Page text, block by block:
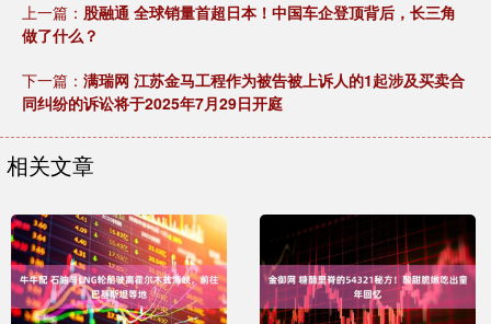
上一篇： 股融通 全球销量首超日本！中国车企登顶背后，长三角
做了什么？
下一篇： 满瑞网 江苏金马工程作为被告被上诉人的1起涉及买卖合
同纠纷的诉讼将于2025年7月29日开庭
相关文章